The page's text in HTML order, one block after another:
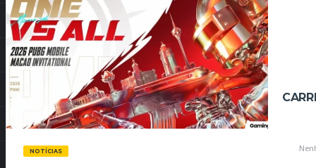
NOTÍCIAS